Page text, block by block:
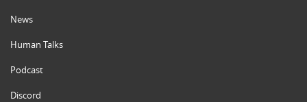
News
Human Talks
Podcast
Discord